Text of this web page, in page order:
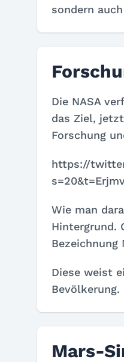
sondern
Die NASA
das Ziel,
Forschung
https://
Wie man
Hintergrund.
Bezeichnung
Diese weist
Mars-